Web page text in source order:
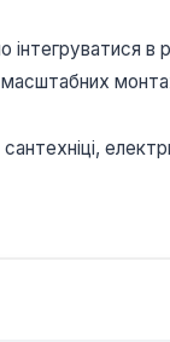
в
масштабних